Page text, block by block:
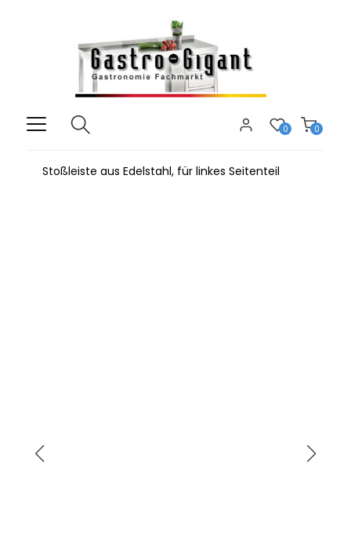
0
0
Stoßleiste aus Edelstahl, für linkes Seitenteil